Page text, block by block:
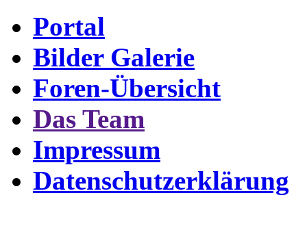
Portal
Bilder Galerie
Foren-Übersicht
Das Team
Impressum
Datenschutzerklärung